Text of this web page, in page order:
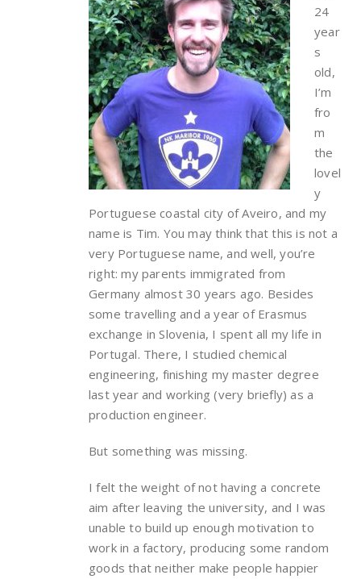
24
year
s
old,
I’m
fro
m
the
lovel
y
Portuguese coastal city of Aveiro, and my
name is Tim. You may think that this is not a
very Portuguese name, and well, you’re
right: my parents immigrated from
Germany almost 30 years ago. Besides
some travelling and a year of Erasmus
exchange in Slovenia, I spent all my life in
Portugal. There, I studied chemical
engineering, finishing my master degree
last year and working (very briefly) as a
production engineer.
But something was missing.
I felt the weight of not having a concrete
aim after leaving the university, and I was
unable to build up enough motivation to
work in a factory, producing some random
goods that neither make people happier